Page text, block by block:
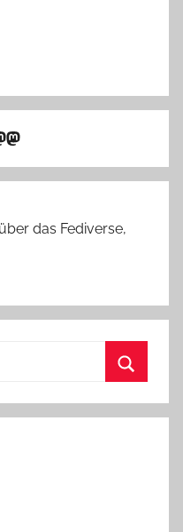
zu Mastodon
Mastodon
das Fediverse,